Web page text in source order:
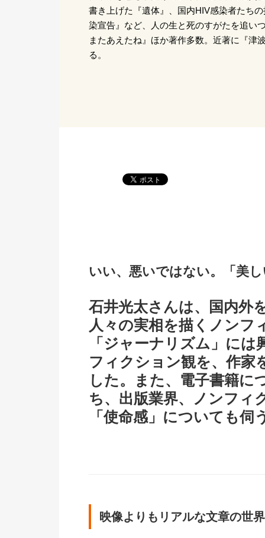
書き上げた『遺体』、国内HIV感染者たち
染宣告』など、人の生と死のすがたを追い
またあえたね』ほか著作多数。近著に『津
る。
いい、悪いではない。「美
石井光太さんは、国内外
人々の実相を描くノンフ
「ジャーナリズム」に
フィクション観を、作家
した。また、電子書籍に
ち、出版業界、ノンフィ
「使命感」についても
映像よりもリアルな文章の世